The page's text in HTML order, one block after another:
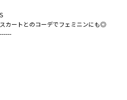
カートとのコーデでフェミニンにも◎